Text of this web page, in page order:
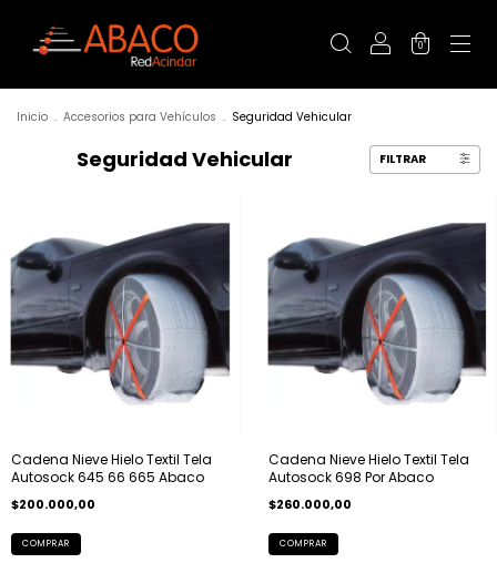
0
Inicio . Accesorios para Vehículos . Seguridad Vehicular
Seguridad Vehicular FILTRAR
Cadena Nieve Hielo Textil Tela
Autosock 645 66 665 Abaco
$200.000,00
Cadena Nieve Hielo Textil Tela
Autosock 698 Por Abaco
$260.000,00